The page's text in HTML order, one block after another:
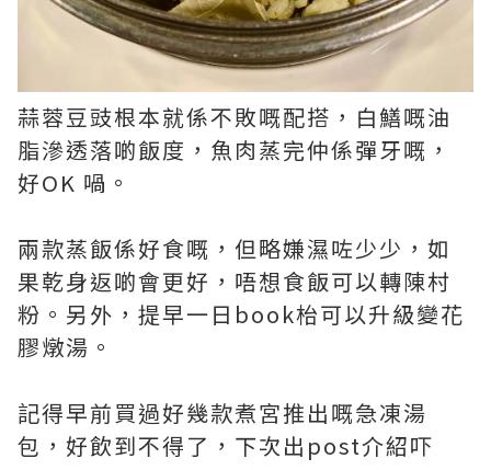
蒜蓉豆豉根本就係不敗嘅配搭，白鱔嘅油
脂滲透落啲飯度，魚肉蒸完仲係彈牙嘅，
好OK 喎。
兩款蒸飯係好食嘅，但略嫌濕咗少少，如
果乾身返啲會更好，唔想食飯可以轉陳村
粉。另外，提早一日book枱可以升級變花
膠燉湯。
記得早前買過好幾款煮宮推出嘅急凍湯
包，好飲到不得了，下次出post介紹吓